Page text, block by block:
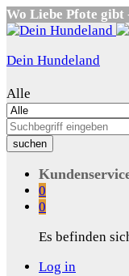
Wo Liebe Pfote gibt
Dein Hundeland
Alle
suchen
0
0
Es befinden
Log in